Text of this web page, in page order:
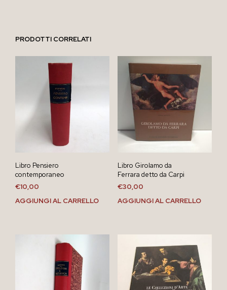
PRODOTTI CORRELATI
Libro Pensiero
contemporaneo
€10,00
AGGIUNGI AL CARRELLO
Libro Girolamo da
Ferrara detto da Carpi
€30,00
AGGIUNGI AL CARRELLO